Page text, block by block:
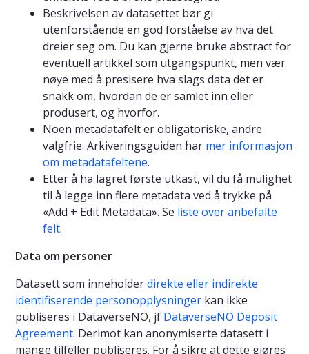
Beskrivelsen av datasettet bør gi
utenforstående en god forståelse av hva det
dreier seg om. Du kan gjerne bruke abstract for
eventuell artikkel som utgangspunkt, men vær
nøye med å presisere hva slags data det er
snakk om, hvordan de er samlet inn eller
produsert, og hvorfor.
Noen metadatafelt er obligatoriske, andre
valgfrie. Arkiveringsguiden har mer informasjon
om metadatafeltene.
Etter å ha lagret første utkast, vil du få mulighet
til å legge inn flere metadata ved å trykke på
«Add + Edit Metadata». Se liste over anbefalte
felt.
Data om personer
Datasett som inneholderdirekte eller indirekte
identifiserende personopplysninger kan ikke
publiseres i DataverseNO, jf DataverseNO Deposit
Agreement. Derimot kan anonymiserte datasett i
mange tilfeller publiseres. For å sikre at dette gjøres